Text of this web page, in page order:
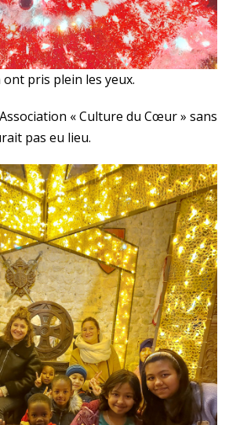
pris plein les yeux.
« Culture du Cœur » sans
pas eu lieu.